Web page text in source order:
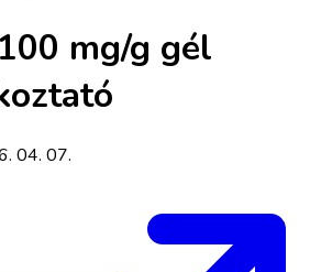
mg/g gél
04. 07.